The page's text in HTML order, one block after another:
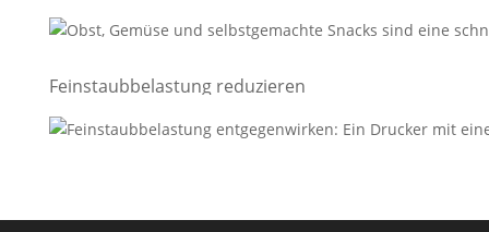
Feinstaubbelastung reduzieren